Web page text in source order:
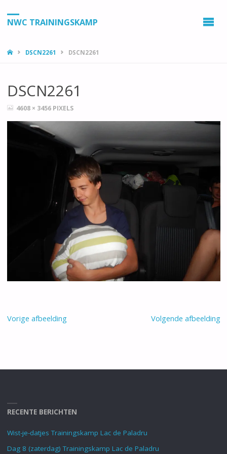
NWC TRAININGSKAMP
HOMEDSCN2261 DSCN2261
DSCN2261
VOLLEDIGE
4608 × 3456 PIXELS
Vorige afbeelding Volgende afbeelding
RECENTE BERICHTEN
Wist-je-datjes Trainingskamp Lac de Paladru
Dag 8 (zaterdag) Trainingskamp Lac de Paladru